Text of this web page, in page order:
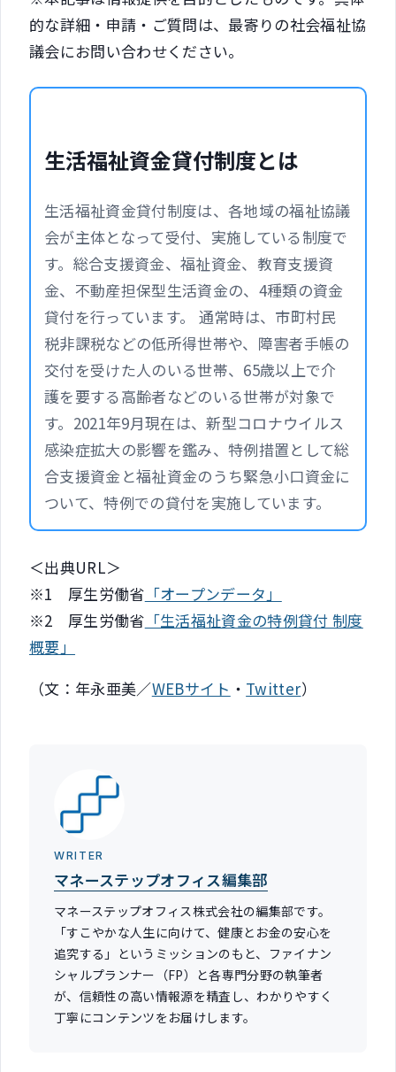
的な詳細・申請・ご質問は、最寄りの社会福祉協
議会にお問い合わせください。
生活福祉資金貸付制度とは
生活福祉資金貸付制度は、各地域の福祉協議
会が主体となって受付、実施している制度で
す。総合支援資金、福祉資金、教育支援資
金、不動産担保型生活資金の、4種類の資金
貸付を行っています。 通常時は、市町村民
税非課税などの低所得世帯や、障害者手帳の
交付を受けた人のいる世帯、65歳以上で介
護を要する高齢者などのいる世帯が対象で
す。2021年9月現在は、新型コロナウイルス
感染症拡大の影響を鑑み、特例措置として総
合支援資金と福祉資金のうち緊急小口資金に
ついて、特例での貸付を実施しています。
＜出典URL＞
※1 厚生労働省 「オープンデータ」
※2 厚生労働省 「生活福祉資金の特例貸付 制度
概要」
（文：年永亜美／WEBサイト ・ Twitter）
WRITER
マネーステップオフィス編集部
マネーステップオフィス株式会社の編集部です。
「すこやかな人生に向けて、健康とお金の安心を
追究する」というミッションのもと、ファイナン
シャルプランナー（FP）と各専門分野の執筆者
が、信頼性の高い情報源を精査し、わかりやすく
丁寧にコンテンツをお届けします。